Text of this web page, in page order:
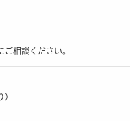
相談ください。